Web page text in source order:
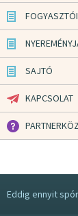
SAJTÓ
KAPCSOLAT
Eddig ennyit